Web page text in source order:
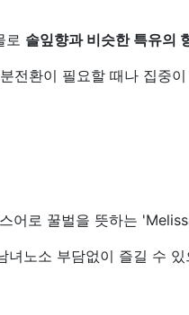
로 솔잎향과 비슷한 특유의
전환이 필요할 때나 집중
어로 꿀벌을 뜻하는
녀노소 부담없이 즐길 수